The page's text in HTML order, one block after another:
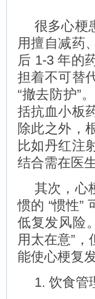
很多心梗
用擅自减药
后 1-3 年的
担着不可替
“撤去防护”
括抗血小板
除此之外，
比如丹红注
结合需在医
其次，心
惯的 “惯性”
低复发风险
用太在意”
能使心梗复
1. 饮食管